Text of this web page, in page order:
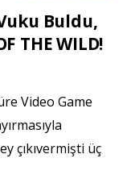
Vuku Buldu,
THE WILD!
Video Game
çıkıvermişti üç